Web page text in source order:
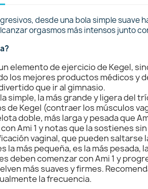
desde una bola simple suave
orgasmos más intensos junto
elemento de ejercicio de Kegel,
los mejores productos médicos y
que ir al gimnasio.
simple, la más grande y ligera del
de Kegel (contraer los músculos
doble, más larga y pesada que
Ami 1 y notas que la sostienes
vaginal, que pueden saltarse
la más pequeña, es la más
deben comenzar con Ami 1 y
más suaves y firmes.
la frecuencia.